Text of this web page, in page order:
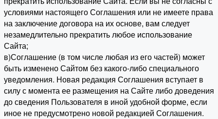
условиями настоящего Соглашения или не имеете права
на заключение договора на их основе, вам следует
незамедлительно прекратить любое использование
Сайта;
в)Соглашение (в том числе любая из его частей) может
быть изменено Сайтом без какого-либо специального
уведомления. Новая редакция Соглашения вступает в
силу с момента ее размещения на Сайте либо доведения
до сведения Пользователя в иной удобной форме, если
иное не предусмотрено новой редакцией Соглашения.